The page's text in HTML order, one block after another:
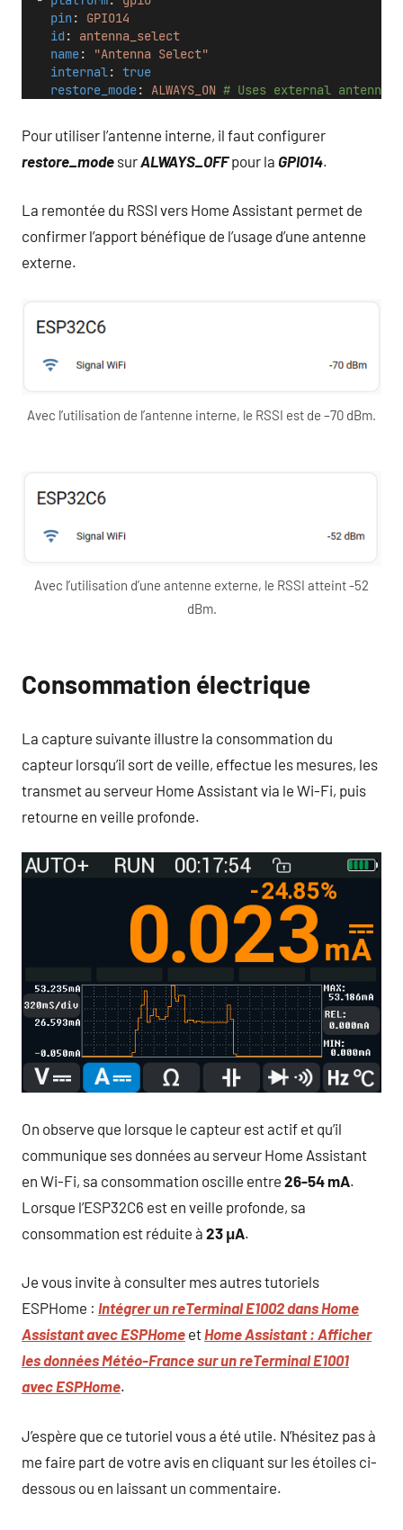
pin: GPIO14
id : antenna_select
name:
"Antenna Select"
internal: true
restore_mode: ALWAYS_ON # Uses external antenna
Pour utiliser l’antenne interne, il faut configurer
restore_mode sur ALWAYS_OFFpour la GPIO14.
La remontée du RSSI vers Home Assistant permet de
confirmer l’apport bénéfique de l’usage d’une antenne
externe.
Avec l’utilisation de l’antenne interne, le RSSI est de –70 dBm.
Avec l’utilisation d’une antenne externe, le RSSI atteint -52
dBm.
Consommation électrique
La capture suivante illustre la consommation du
capteur lorsqu’il sort de veille, effectue les mesures, les
transmet au serveur Home Assistant via le Wi-Fi, puis
retourne en veille profonde.
On observe que lorsque le capteur est actif et qu’il
communique ses données au serveur Home Assistant
en Wi-Fi, sa consommation oscille entre 26-54 mA.
Lorsque l’ESP32C6 est en veille profonde, sa
consommation est réduite à 23 μA.
Je vous invite à consulter mes autres tutoriels
ESPHome : Intégrer un reTerminal E1002 dans Home
Assistant avec ESPHome etHome Assistant : Afficher
les données Météo-France sur un reTerminal E1001
avec ESPHome.
J’espère que ce tutoriel vous a été utile. N’hésitez pas à
me faire part de votre avis en cliquant sur les étoiles ci-
dessous ou en laissant un commentaire.